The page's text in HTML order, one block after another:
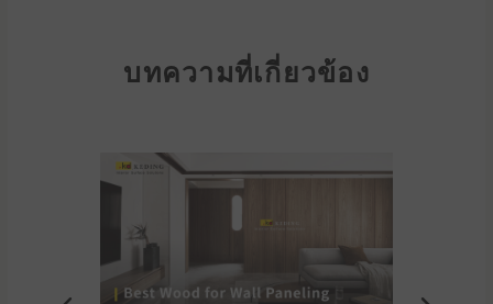
บทความที่เกี่ยวข้อง